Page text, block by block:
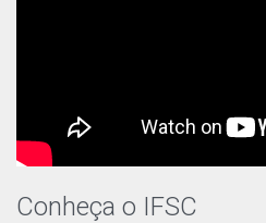
Conheça o IFSC